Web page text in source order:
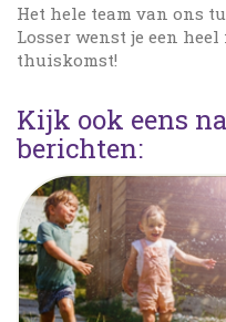
Het hele team van ons
Losser wenst je een
thuiskomst!
Kijk ook eens
berichten: